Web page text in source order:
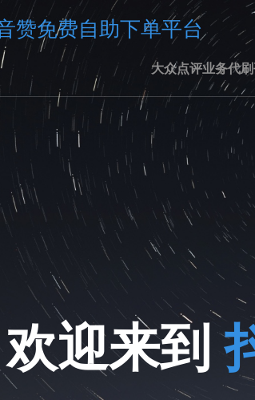
赞免费自助下单平台
大众点评业务代
欢迎来到